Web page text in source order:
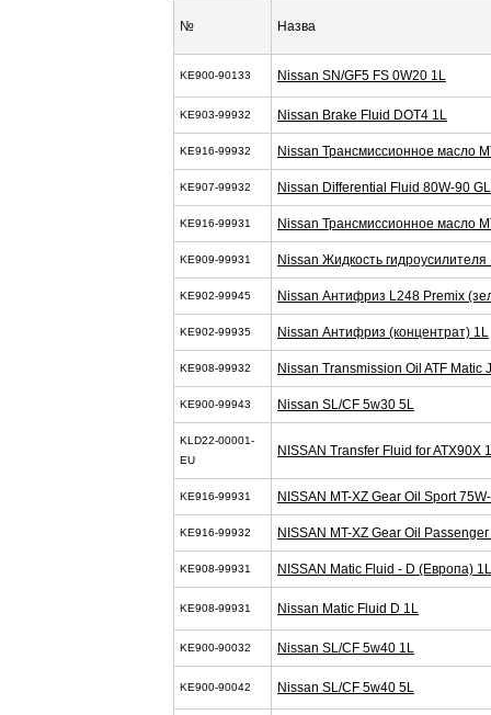
№ Назва
KE900-90133 Nissan SN/GF5 FS 0W20 1L
KE903-99932 Nissan Brake Fluid DOT4 1L
KE916-99932 Nissan Трансмиссионное масло
KE907-99932 Nissan Differential Fluid 80W-90
KE916-99931 Nissan Трансмиссионное масло
KE909-99931 Nissan Жидкость гидроусилителя
KE902-99945 Nissan Антифриз L248 Premix
KE902-99935 Nissan Антифриз (концентрат) 1L
KE908-99932 Nissan Transmission Oil ATF Matic
KE900-99943 Nissan SL/CF 5w30 5L
KLD22-00001-
EU
NISSAN Transfer Fluid for ATX90X
KE916-99931 NISSAN MT-XZ Gear Oil Sport
KE916-99932 NISSAN MT-XZ Gear Oil
KE908-99931 NISSAN Matic Fluid - D (Европа) 1L
KE908-99931 Nissan Matic Fluid D 1L
KE900-90032 Nissan SL/CF 5w40 1L
KE900-90042 Nissan SL/CF 5w40 5L